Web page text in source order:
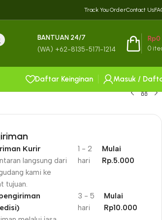
Track You OrderContact Us
BANTUAN 24/7
(WA) +62-8135-5171-1214 0
Rp0
Daftar Keinginan
Masuk /
Kurir
langsung dari
kami ke
tujuan.
1 - 2
hari
Mulai
Rp.5.000
3 - 5
hari
Mulai
Rp10.000